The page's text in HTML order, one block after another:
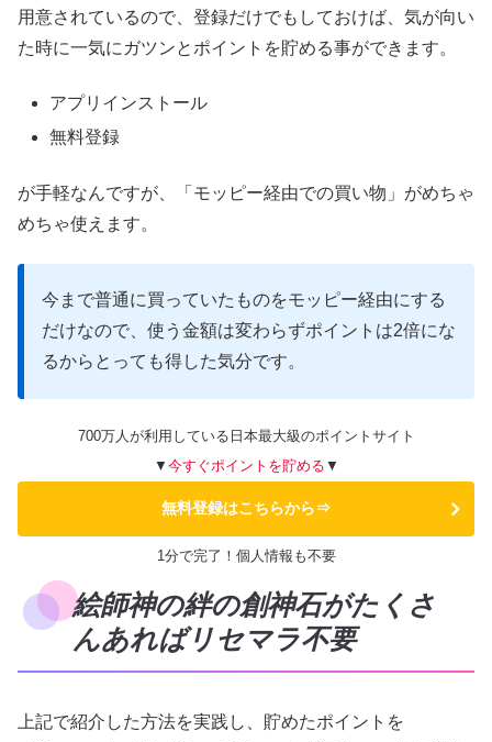
用意されているので、登録だけでもしておけば、気が向い
た時に一気にガツンとポイントを貯める事ができます。
アプリインストール
無料登録
が手軽なんですが、「モッピー経由での買い物」がめちゃ
めちゃ使えます。
今まで普通に買っていたものをモッピー経由にする
だけなので、使う金額は変わらずポイントは2倍にな
るからとっても得した気分です。
700万人が利用している日本最大級のポイントサイト
▼ 今すぐポイントを貯める ▼
無料登録はこちらから⇒
1分で完了！個人情報も不要
絵師神の絆の創神石がたくさ
んあればリセマラ不要
上記で紹介した方法を実践し、貯めたポイントを